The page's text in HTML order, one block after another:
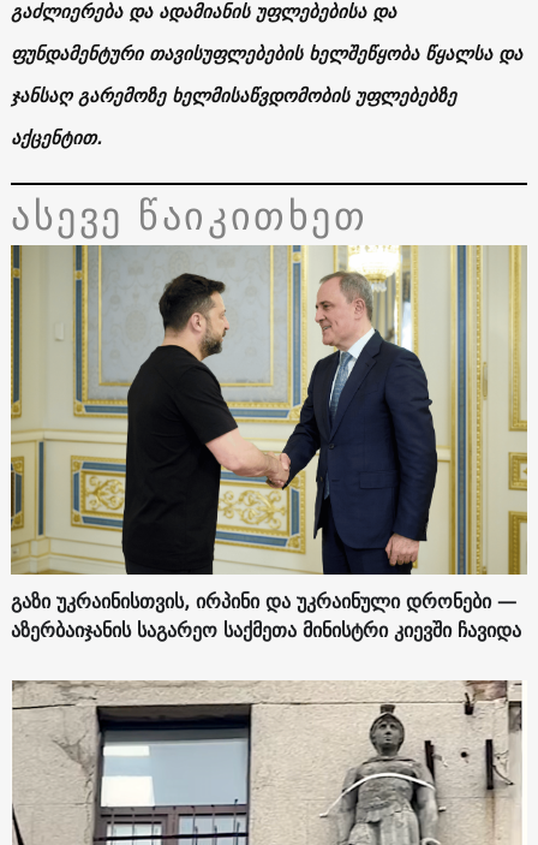
გაძლიერება და ადამიანის უფლებებისა და
ფუნდამენტური თავისუფლებების ხელშეწყობა წყალსა და
ჯანსაღ გარემოზე ხელმისაწვდომობის უფლებებზე
აქცენტით.
ასევე წაიკითხეთ
გაზი უკრაინისთვის, ირპინი და უკრაინული დრონები —
აზერბაიჯანის საგარეო საქმეთა მინისტრი კიევში ჩავიდა